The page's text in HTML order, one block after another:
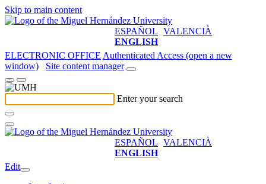
Skip to main content
ESPAÑOL VALENCIÀ
ENGLISH
ELECTRONIC OFFICE Authenticated Access (open a new
window)
Site content manager
Enter your search
ESPAÑOL VALENCIÀ
ENGLISH
Edit